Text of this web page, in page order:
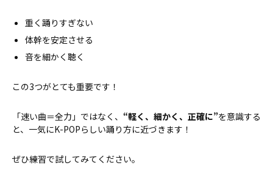
重く踊りすぎない
体幹を安定させる
音を細かく聴く
この3つがとても重要です！
「速い曲＝全力」ではなく、 “軽く、細かく、正確に”を意識する
と、一気にK-POPらしい踊り方に近づきます！
ぜひ練習で試してみてください。